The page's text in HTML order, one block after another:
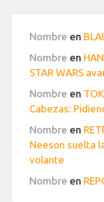
Nombre en
Nombre en
STAR WARS
Nombre en
Cabezas:
Nombre en
Neeson suelta
volante
Nombre en